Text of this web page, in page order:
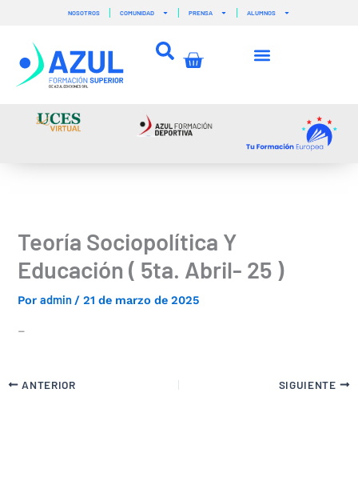
contenido
NOSOTROS COMUNIDAD PRENSA ALUMNOS
Carrito
Teoría Sociopolítica Y
Educación ( 5ta. Abril- 25 )
Poradmin /21 de marzo de 2025
–
ANTERIOR SIGUIENTE